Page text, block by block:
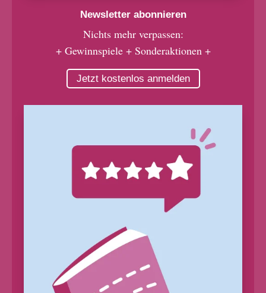
Newsletter abonnieren
Nichts mehr verpassen:
+ Gewinnspiele + Sonderaktionen +
Jetzt kostenlos anmelden